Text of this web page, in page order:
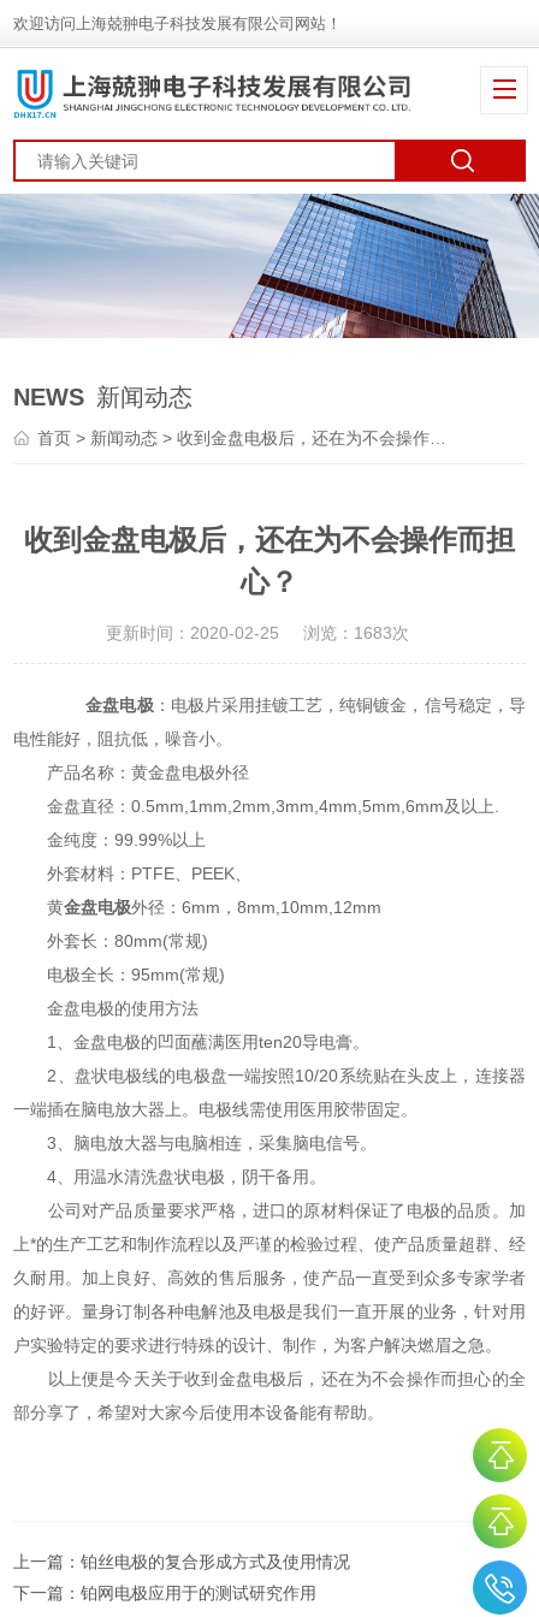
欢迎访问上海兢翀电子科技发展有限公司网站！
NEWS 新闻动态
首页 > 新闻动态 > 收到金盘电极后，还在为不会操作而担心？
收到金盘电极后，还在为不会操作而担
心？
更新时间：2020-02-25 浏览：1683次
金盘电极：电极片采用挂镀工艺，纯铜镀金，信号稳定，导
电性能好，阻抗低，噪音小。
产品名称：黄金盘电极外径
金盘直径：0.5mm,1mm,2mm,3mm,4mm,5mm,6mm及以上.
金纯度：99.99%以上
外套材料：PTFE、PEEK、
黄金盘电极外径：6mm，8mm,10mm,12mm
外套长：80mm(常规)
电极全长：95mm(常规)
金盘电极的使用方法
1、金盘电极的凹面蘸满医用ten20导电膏。
2、盘状电极线的电极盘一端按照10/20系统贴在头皮上，连接器
一端插在脑电放大器上。电极线需使用医用胶带固定。
3、脑电放大器与电脑相连，采集脑电信号。
4、用温水清洗盘状电极，阴干备用。
公司对产品质量要求严格，进口的原材料保证了电极的品质。加
上*的生产工艺和制作流程以及严谨的检验过程、使产品质量超群、经
久耐用。加上良好、高效的售后服务，使产品一直受到众多专家学者
的好评。量身订制各种电解池及电极是我们一直开展的业务，针对用
户实验特定的要求进行特殊的设计、制作，为客户解决燃眉之急。
以上便是今天关于收到金盘电极后，还在为不会操作而担心的全
部分享了，希望对大家今后使用本设备能有帮助。
上一篇：铂丝电极的复合形成方式及使用情况
下一篇：铂网电极应用于的测试研究作用